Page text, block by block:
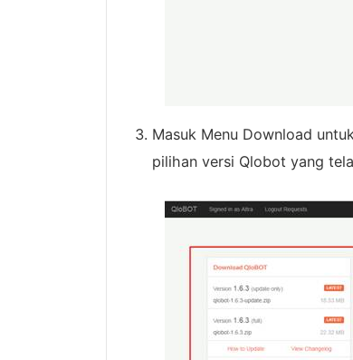
Masuk Menu Download
pilihan versi Qlobot yang